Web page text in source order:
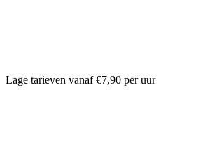
Lage tarieven vanaf €7,90 per uur